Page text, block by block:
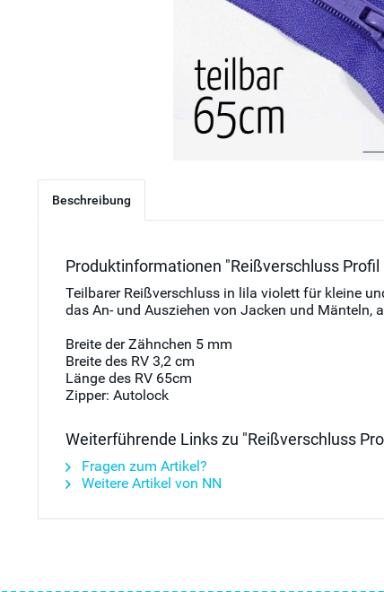
Beschreibung
Produktinformationen "Reißverschluss
Teilbarer Reißverschluss in lila violett für kleine
das An- und Ausziehen von Jacken und Mänteln,
Breite der Zähnchen 5 mm
Breite des RV 3,2 cm
Länge des RV 65cm
Zipper: Autolock
Weiterführende Links zu "Reißverschluss
Fragen zum Artikel?
Weitere Artikel von NN